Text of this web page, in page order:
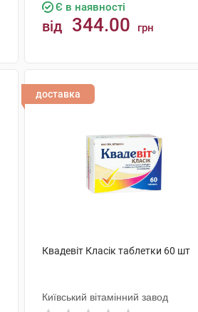
Є в наявності
від 344.00 грн
доставка
Квадевіт Класік таблетки 60 шт
Київський вітамінний завод